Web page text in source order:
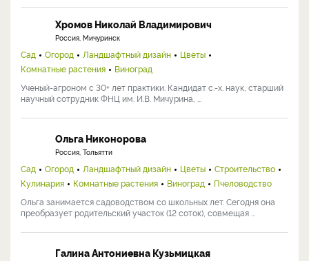
Хромов Николай Владимирович
Россия, Мичуринск
Сад Огород Ландшафтный дизайн
Цветы
Комнатные растения
Виноград
Ученый-агроном с 30+ лет практики. Кандидат с.-х. наук, старший
научный сотрудник ФНЦ им. И.В. Мичурина, ...
Ольга Никонорова
Россия, Тольятти
Сад Огород Ландшафтный дизайн Цветы
Строительство
Кулинария
Комнатные растения Виноград
Пчеловодство
Ольга занимается садоводством со школьных лет. Сегодня она
преобразует родительский участок (12 соток), совмещая ...
Галина Антониевна Кузьмицкая